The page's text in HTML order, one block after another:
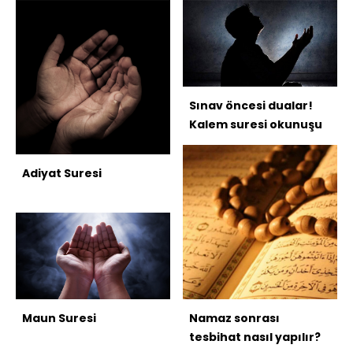
Adiyat Suresi
Maun Suresi
Sınav öncesi dualar!
Kalem suresi okunuşu
Namaz sonrası
tesbihat nasıl yapılır?